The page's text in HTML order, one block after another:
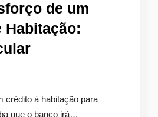
de um
Habitação:
crédito à habitação para
que o banco irá…